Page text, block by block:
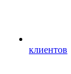
клиентов